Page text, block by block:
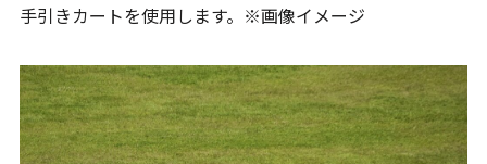
手引きカートを使用します。※画像イメージ